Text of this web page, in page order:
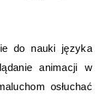
do nauki języka
animacji w
osłuchać